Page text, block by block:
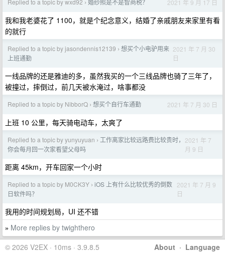
Replied to a topic by wxd92 › 婚纱照是不是智商税？ 2021 年 9 月 17 日
我和我老婆花了 1100，就是个纪念意义，结婚了亲戚朋友来家里有看
的就行
Replied to a topic by jasondennis12139 › 想买个小电驴用来
上班通勤
2021 年 7 月 30
日
一线品牌的还是雅迪的多，虽然我买的一个三线品牌也骑了三年了，
被撞过，摔倒过，前几天被水淹过，啥事都没
Replied to a topic by NibborQ › 想买个自行车通勤 2021 年 7 月 30 日
上班 10 公里，每天骑电动车，太爽了
Replied to a topic by yunyuyuan › 工作离家比较远路费比较贵时，
你会每月回一次家看望父母吗
2021 年 7
月 9 日
距离 45km，开车回家一个小时
Replied to a topic by M0CK3Y › iOS 上有什么比较优秀的倒数
日软件吗？
2021 年 7 月 9
日
我用的时间规划局，UI 还不错
» More replies by twighthero
About · Language
© 2026 V2EX · 10ms · 3.9.8.5